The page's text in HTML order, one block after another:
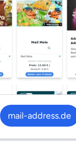
mail-address.de